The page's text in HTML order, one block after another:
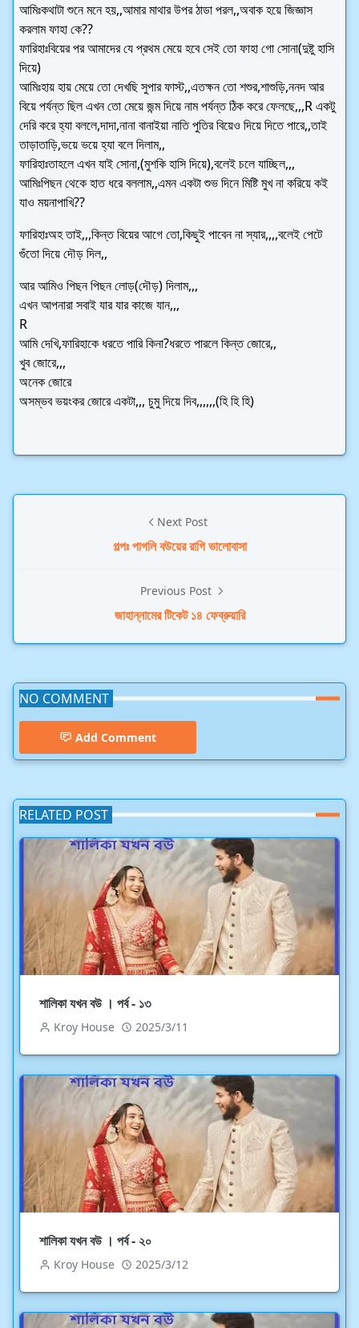
আমিঃকথাটা শুনে মনে হয়,,আমার মাথার উপর ঠাডা পরল,,অবাক হয়ে জিজ্ঞাস
করলাম ফাহা কে??
ফারিহাঃবিয়ের পর আমাদের যে প্রথম মেয়ে হবে সেই তো ফাহা গো সোনা(দুষ্টু হাসি
দিয়ে)
আমিঃহায় হায় মেয়ে তো দেখছি সুপার ফাস্ট,,এতক্ষন তো শশুর,শাশুড়ি,ননদ আর
বিয়ে পর্যন্ত ছিল এখন তো মেয়ে জন্ম দিয়ে নাম পর্যন্ত ঠিক করে ফেলছে,,,R একটু
দেরি করে হ্যা বললে,দাদা,নানা বানাইয়া নাতি পুতির বিয়েও দিয়ে দিতে পারে,,তাই
তাড়াতাড়ি,ভয়ে ভয়ে হ্যা বলে দিলাম,,
ফারিহাঃতাহলে এখন যাই সোনা,(মুশকি হাসি দিয়ে),বলেই চলে যাচ্ছিল,,,
আমিঃপিছন থেকে হাত ধরে বললাম,,এমন একটা শুভ দিনে মিষ্টি মুখ না করিয়ে কই
যাও ময়নাপাখি??
ফারিহাঃঅহ তাই,,,কিন্ত বিয়ের আগে তো,কিছুই পাবেন না স্যার,,,,বলেই পেটে
গুঁতো দিয়ে দৌড় দিল,,
আর আমিও পিছন পিছন লোড়(দৌড়) দিলাম,,,
এখন আপনারা সবাই যার যার কাজে যান,,,
R
আমি দেখি,ফারিহাকে ধরতে পারি কিনা?ধরতে পারলে কিন্ত জোরে,,
খুব জোরে,,,
অনেক জোরে
অসম্ভব ভয়ংকর জোরে একটা,,, চুমু দিয়ে দিব,,,,,,(হি হি হি)
Next Post
গল্পঃ পাগলি বউয়ের রাগি ভালোবাসা
Previous Post
জাহান্নামের টিকেট ১৪ ফেব্রুয়ারি
NO COMMENT
Add Comment
RELATED POST
শালিকা যখন বউ । পর্ব - ১৩
Kroy House 2025/3/11
শালিকা যখন বউ । পর্ব - ২০
Kroy House 2025/3/12